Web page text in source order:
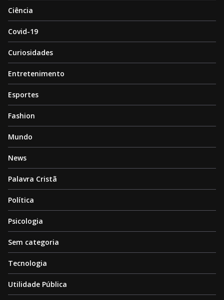
Ciência
Covid-19
Curiosidades
Entretenimento
Esportes
Fashion
Mundo
News
Palavra Cristã
Política
Psicologia
Sem categoria
Tecnologia
Utilidade Pública